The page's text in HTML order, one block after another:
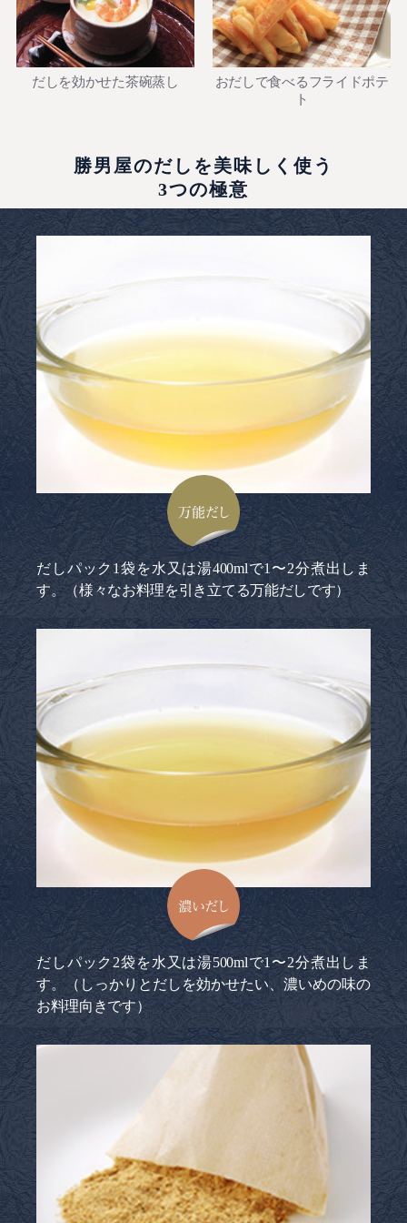
だしを効かせた茶碗蒸し
おだしで食べるフライドポテ
ト
勝男屋のだしを美味しく使う
3つの極意
だしパック1袋を水又は湯400mlで1〜2分煮出しま
す。（様々なお料理を引き立てる万能だしです）
だしパック2袋を水又は湯500mlで1〜2分煮出しま
す。（しっかりとだしを効かせたい、濃いめの味の
お料理向きです）